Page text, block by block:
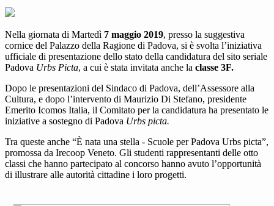
Nella giornata di Martedì 7 maggio 2019, presso la suggestiva
cornice del Palazzo della Ragione di Padova, si è svolta l’iniziativa
ufficiale di presentazione dello stato della candidatura del sito seriale
Padova Urbs Picta, a cui è stata invitata anche la classe 3F.
Dopo le presentazioni del Sindaco di Padova, dell’Assessore alla
Cultura, e dopo l’intervento di Maurizio Di Stefano, presidente
Emerito Icomos Italia, il Comitato per la candidatura ha presentato le
iniziative a sostegno di Padova Urbs picta.
Tra queste anche “È nata una stella - Scuole per Padova Urbs picta”,
promossa da Irecoop Veneto. Gli studenti rappresentanti delle otto
classi che hanno partecipato al concorso hanno avuto l’opportunità
di illustrare alle autorità cittadine i loro progetti.